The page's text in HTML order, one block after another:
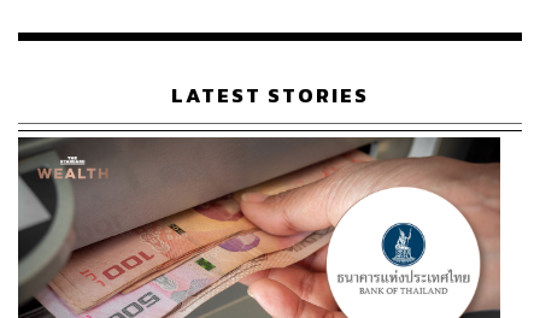
435
ABOUT THE AUTHOR
เรือนไทยที่ถูกซุกไว้
LATEST STORIES